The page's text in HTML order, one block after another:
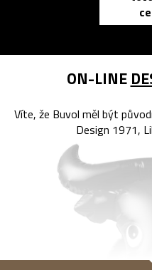
ON-LINE
Víte, že Buvol měl být
Design 1971,